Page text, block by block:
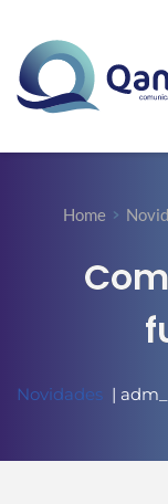
Home
Novidades
  |